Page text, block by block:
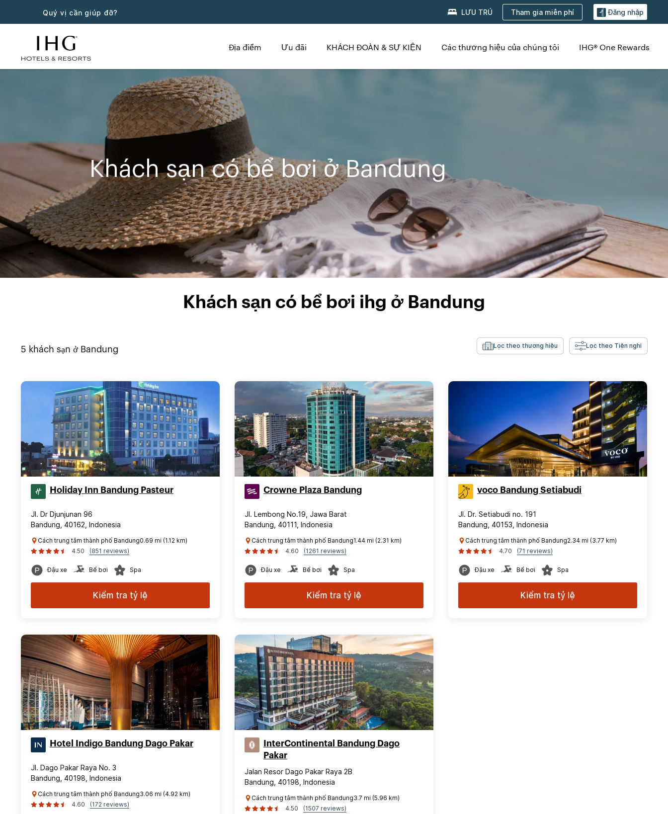
Quý vị cần giúp đỡ? LƯU TRÚ Tham gia miễn phí Đăng nhập
Địa điểm Ưu đãi KHÁCH ĐOÀN & SỰ KIỆN Các thương hiệu của chúng tôi IHG® One Rewards
Khách sạn có bể bơi ở Bandung
Khách sạn có bể bơi ihg ở Bandung
5 khách sạn ở Bandung Lọc theo thương hiệu Lọc theo Tiện nghi
Holiday Inn Bandung Pasteur
Jl. Dr Djunjunan 96
Bandung, 40162, Indonesia
Cách trung tâm thành phố Bandung0.69 mi (1.12 km)
4.50
(851 reviews)
Đậu xe Bể bơi Spa
Kiểm tra tỷ lệ
Crowne Plaza Bandung
Jl. Lembong No.19, Jawa Barat
Bandung, 40111, Indonesia
Cách trung tâm thành phố Bandung1.44 mi (2.31 km)
4.60
(1261 reviews)
Đậu xe Bể bơi Spa
Kiểm tra tỷ lệ
voco Bandung Setiabudi
Jl. Dr. Setiabudi no. 191
Bandung, 40153, Indonesia
Cách trung tâm thành phố Bandung2.34 mi (3.77 km)
4.70
(71 reviews)
Đậu xe Bể bơi Spa
Kiểm tra tỷ lệ
Hotel Indigo Bandung Dago Pakar
Jl. Dago Pakar Raya No. 3
Bandung, 40198, Indonesia
Cách trung tâm thành phố Bandung3.06 mi (4.92 km)
4.60
(172 reviews)
InterContinental Bandung Dago
Pakar
Jalan Resor Dago Pakar Raya 2B
Bandung, 40198, Indonesia
Cách trung tâm thành phố Bandung3.7 mi (5.96 km)
4.50
(1507 reviews)